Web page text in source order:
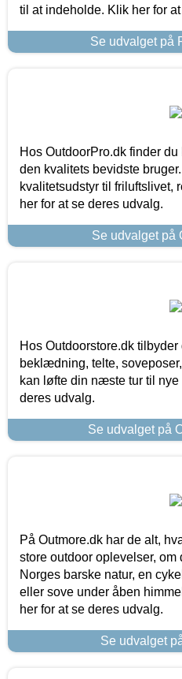
til at indeholde. Klik her for
Se udvalget på
Hos OutdoorPro.dk finder
den kvalitets bevidste
kvalitetsudstyr til friluftslivet,
her for at se deres udvalg.
Se udvalget på
Hos Outdoorstore.dk
beklædning, telte,
kan løfte din næste tur til
deres udvalg.
Se udvalget på
På Outmore.dk har de alt,
store outdoor oplevelser, om
Norges barske natur, en
eller sove under åben
her for at se deres udvalg.
Se udvalget